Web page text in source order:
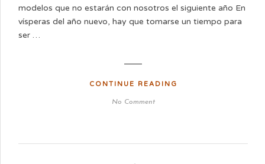
modelos que no estarán con nosotros el siguiente año En
vísperas del año nuevo, hay que tomarse un tiempo para
ser …
CONTINUE READING
No Comment